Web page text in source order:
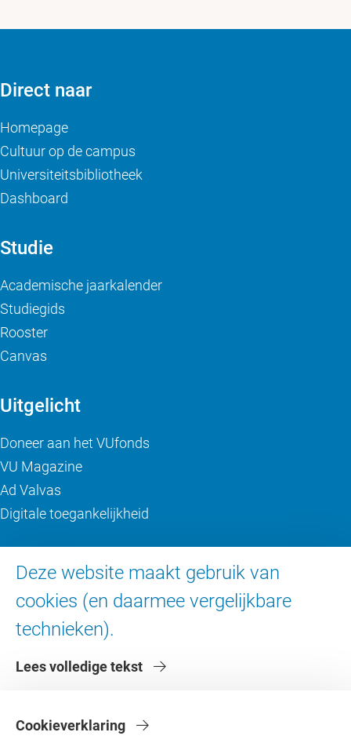
Deze website maakt gebruik van
cookies (en daarmee vergelijkbare
technieken).
Lees volledige tekst
Cookieverklaring
Direct naar
Homepage
Cultuur op de campus
Universiteitsbibliotheek
Dashboard
Studie
Academische jaarkalender
Studiegids
Rooster
Canvas
Uitgelicht
Doneer aan het VUfonds
VU Magazine
Ad Valvas
Digitale toegankelijkheid
Over de VU
Contact en route
Werken bij de VU
Diensten